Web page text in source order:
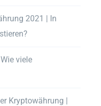
2021 | In
viele
Kryptowährung |